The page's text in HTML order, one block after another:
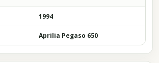
1994
Aprilia Pegaso 650